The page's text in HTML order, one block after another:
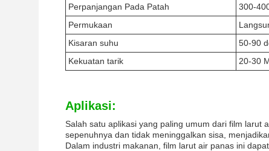
Perpanjangan Pada Patah
300-
Permukaan
Kisaran suhu
50-90
Kekuatan tarik
20-30
Aplikasi:
Salah satu aplikasi yang paling umum dari film larut
sepenuhnya dan tidak meninggalkan sisa,
Dalam industri makanan, film larut air panas ini